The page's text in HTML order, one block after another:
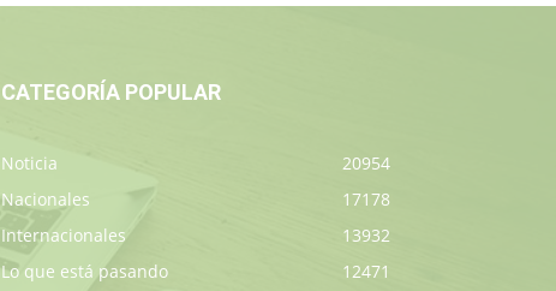
CATEGORÍA POPULAR
Noticia
20954
Nacionales
17178
Internacionales
13932
Lo que está pasando
12471